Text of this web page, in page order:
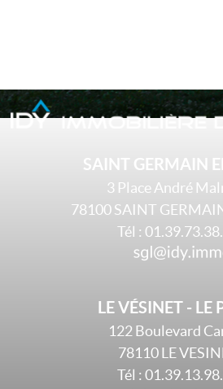
SAINT GERMAIN
3 Place André
78100SAINT
Tél :
LE VÉSINET - LE
122 Boulevard
78110LE
Tél :